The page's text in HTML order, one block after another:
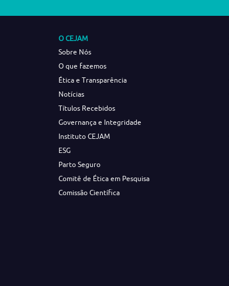
O CEJAM
Sobre Nós
O que fazemos
Ética e Transparência
Notícias
Títulos Recebidos
Governança e Integridade
Instituto CEJAM
ESG
Parto Seguro
Comitê de Ética em Pesquisa
Comissão Científica